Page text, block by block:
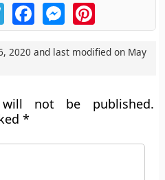
TelegramFacebookMessengerPinterest
2020 and last modified on May
not be published.
*